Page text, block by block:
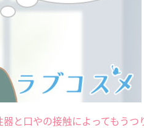
器と口やの接触によってもうつ